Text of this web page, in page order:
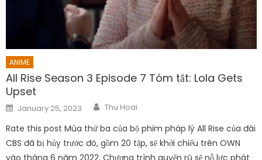
ANIME
All Rise Season 3 Episode 7 Tóm tắt: Lola Gets
Upset
Posted
on
January 25, 2023 Author
Thu Hoai
Rate this post Mùa thứ ba của bộ phim pháp lý All Rise của đài
CBS đã bị hủy trước đó, gồm 20 tập, sẽ khởi chiếu trên OWN